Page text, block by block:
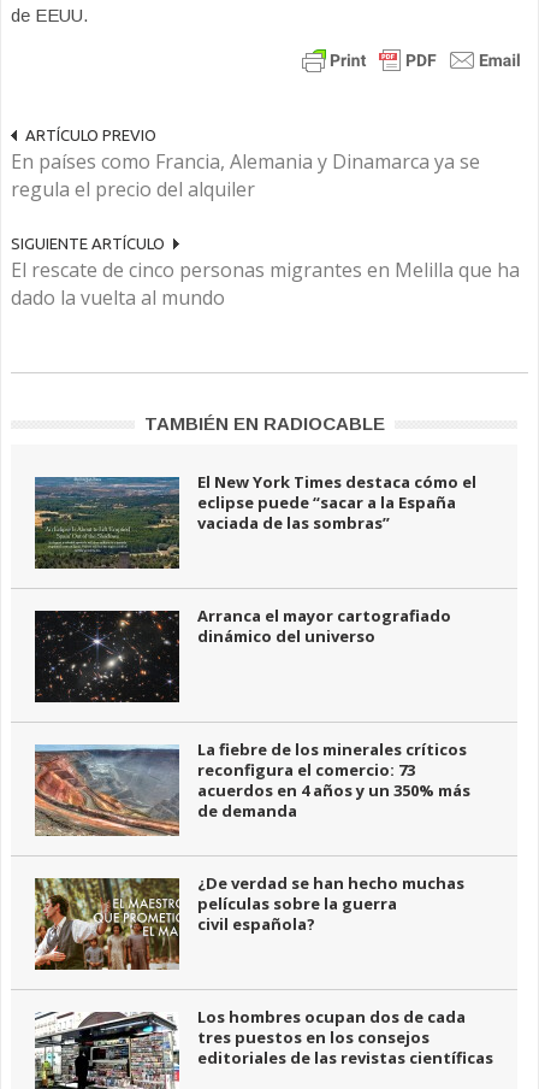
de EEUU.
ARTÍCULO PREVIO
En países como Francia, Alemania y Dinamarca ya se
regula el precio del alquiler
SIGUIENTE ARTÍCULO
El rescate de cinco personas migrantes en Melilla que ha
dado la vuelta al mundo
TAMBIÉN EN RADIOCABLE
El New York Times destaca cómo el
eclipse puede “sacar a la España
vaciada de las sombras”
Arranca el mayor cartografiado
dinámico del universo
La fiebre de los minerales críticos
reconfigura el comercio: 73
acuerdos en 4 años y un 350% más
de demanda
¿De verdad se han hecho muchas
películas sobre la guerra
civil española?
Los hombres ocupan dos de cada
tres puestos en los consejos
editoriales de las revistas científicas